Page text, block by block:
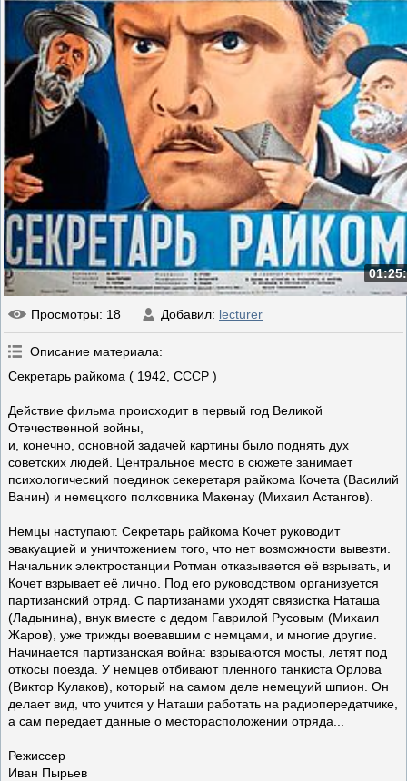
Просмотры: 18 Добавил: lecturer
Описание материала:
Секретарь райкома ( 1942, СССР )
Действие фильма происходит в первый год Великой
Отечественной войны,
и, конечно, основной задачей картины было поднять дух
советских людей. Центральное место в сюжете занимает
психологический поединок секеретаря райкома Кочета (Василий
Ванин) и немецкого полковника Макенау (Михаил Астангов).
Немцы наступают. Секретарь райкома Кочет руководит
эвакуацией и уничтожением того, что нет возможности вывезти.
Начальник электростанции Ротман отказывается её взрывать, и
Кочет взрывает её лично. Под его руководством организуется
партизанский отряд. С партизанами уходят связистка Наташа
(Ладынина), внук вместе с дедом Гаврилой Русовым (Михаил
Жаров), уже трижды воевавшим с немцами, и многие другие.
Начинается партизанская война: взрываются мосты, летят под
откосы поезда. У немцев отбивают пленного танкиста Орлова
(Виктор Кулаков), который на самом деле немецуий шпион. Он
делает вид, что учится у Наташи работать на радиопередатчике,
а сам передает данные о месторасположении отряда...
Режиссер
Иван Пырьев